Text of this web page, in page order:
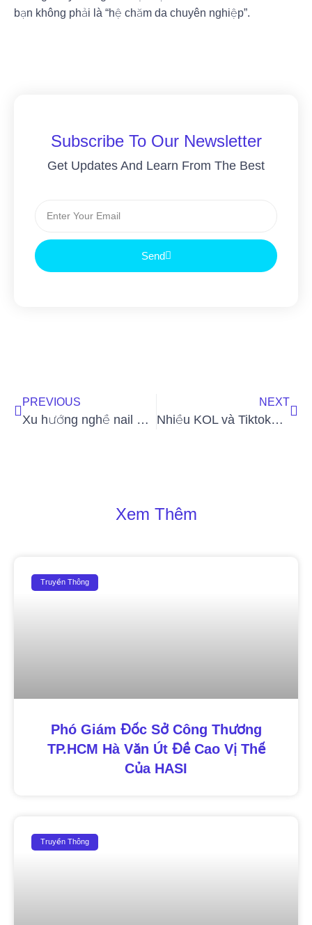
bạn không phải là “hệ chăm da chuyên nghiệp”.
Subscribe To Our Newsletter
Get Updates And Learn From The Best
Send
PREVIOUS
Xu hướng nghề nail năm 2023: Trở nên thịnh hành hơn
NEXT
Nhiều KOL và Tiktoker cùng tham gia chương trình “Chia sẻ cơ hội – Kết nối thành công” của US Medical
Xem Thêm
Truyền Thông
Phó Giám Đốc Sở Công Thương
TP.HCM Hà Văn Út Đề Cao Vị Thế
Của HASI
Truyền Thông